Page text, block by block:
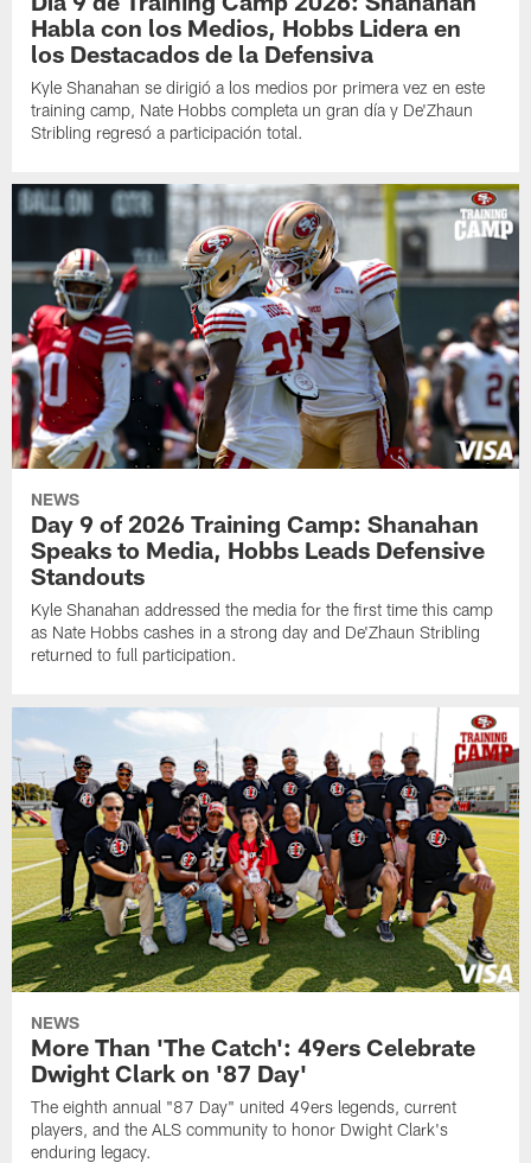
Habla con los Medios, Hobbs Lidera en
los Destacados de la Defensiva
Kyle Shanahan se dirigió a los medios por primera vez en este
training camp, Nate Hobbs completa un gran día y De'Zhaun
Stribling regresó a participación total.
NEWS
Day 9 of 2026 Training Camp: Shanahan
Speaks to Media, Hobbs Leads Defensive
Standouts
Kyle Shanahan addressed the media for the first time this camp
as Nate Hobbs cashes in a strong day and De'Zhaun Stribling
returned to full participation.
NEWS
More Than 'The Catch': 49ers Celebrate
Dwight Clark on '87 Day'
The eighth annual "87 Day" united 49ers legends, current
players, and the ALS community to honor Dwight Clark's
enduring legacy.